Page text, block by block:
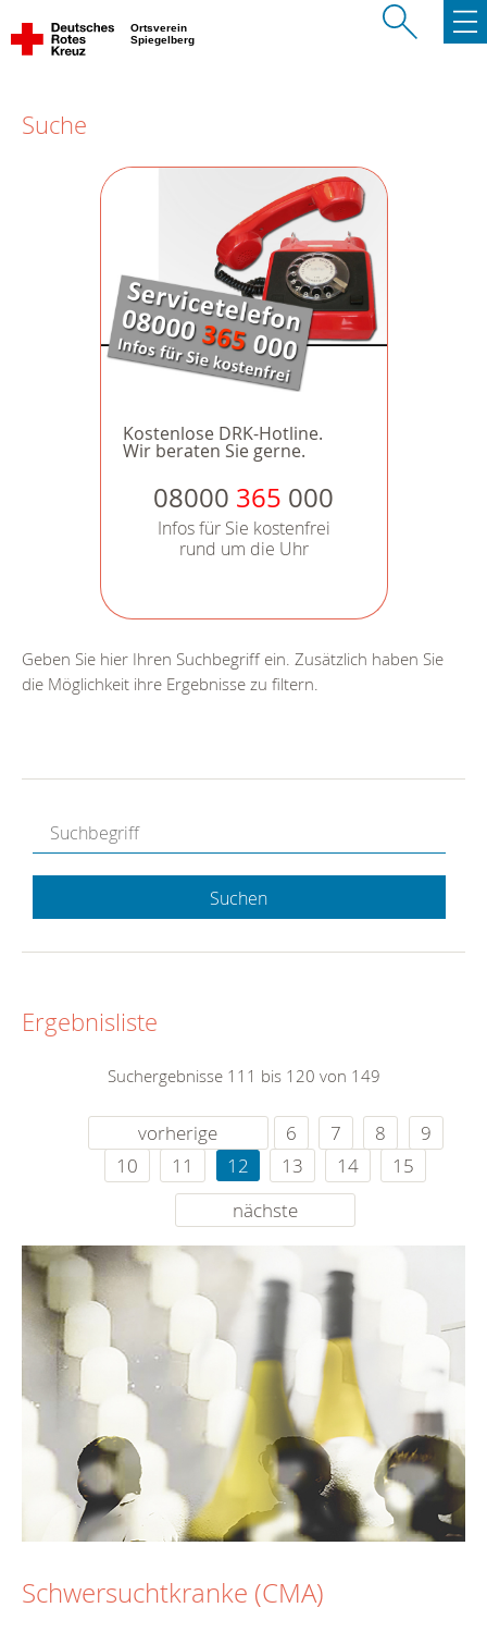
Ortsverein
Spiegelberg
Suche
Kostenlose DRK-Hotline.
Wir beraten Sie gerne.
08000 365 000
Infos für Sie kostenfrei
rund um die Uhr
Geben Sie hier Ihren Suchbegriff ein. Zusätzlich haben Sie
die Möglichkeit ihre Ergebnisse zu filtern.
Suchen
Ergebnisliste
Suchergebnisse 111 bis 120 von 149
vorherige 6 7 8
9
10
11 12 13 14
15
nächste
Schwersuchtkranke (CMA)